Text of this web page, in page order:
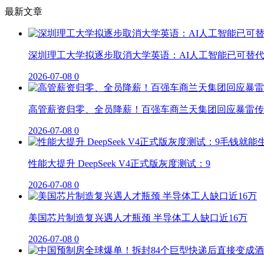
最新文章
深圳理工大学拟逐步取消大学英语：AI人工智能已可替代
2026-07-08 0
高管薪资归零、全员降薪！百强车商兰天集团回应暴雷
2026-07-08 0
性能大提升 DeepSeek V4正式版灰度测试：9
2026-07-08 0
美国芯片制造复兴遇人才瓶颈 半导体工人缺口近16万
2026-07-08 0